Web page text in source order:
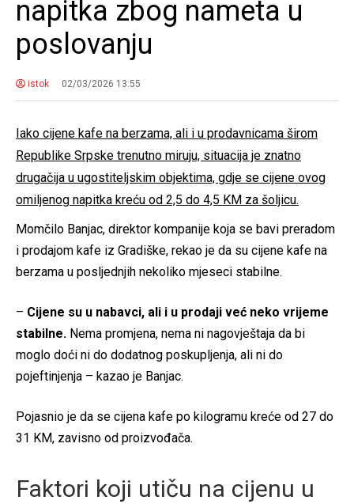
napitka zbog nameta u
poslovanju
istok 02/03/2026 13:55
Iako cijene kafe na berzama, ali i u prodavnicama širom
Republike Srpske trenutno miruju, situacija je znatno
drugačija u ugostiteljskim objektima, gdje se cijene ovog
omiljenog napitka kreću od 2,5 do 4,5 KM za šoljicu.
Momčilo Banjac, direktor kompanije koja se bavi preradom
i prodajom kafe iz Gradiške, rekao je da su cijene kafe na
berzama u posljednjih nekoliko mjeseci stabilne.
– Cijene su u nabavci, ali i u prodaji već neko vrijeme
stabilne. Nema promjena, nema ni nagovještaja da bi
moglo doći ni do dodatnog poskupljenja, ali ni do
pojeftinjenja – kazao je Banjac.
Pojasnio je da se cijena kafe po kilogramu kreće od 27 do
31 KM, zavisno od proizvođača.
Faktori koji utiču na cijenu u